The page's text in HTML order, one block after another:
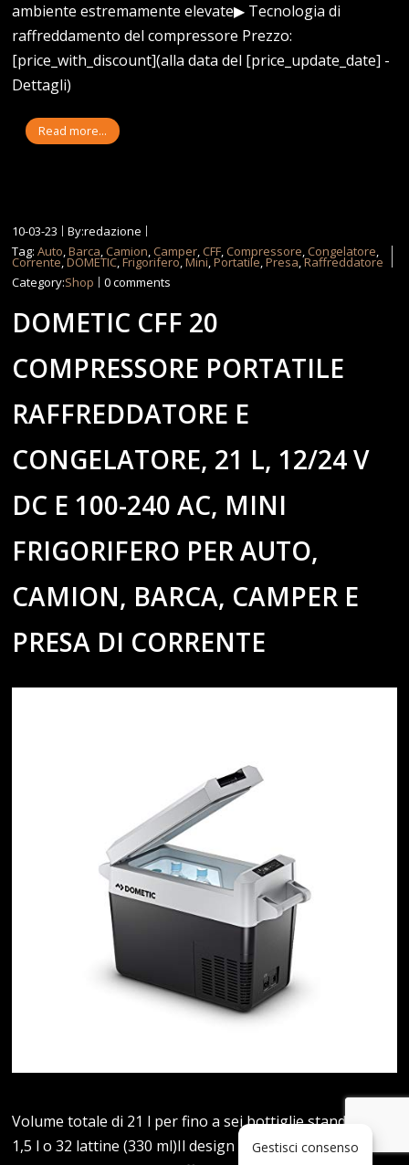
ambiente estremamente elevate▶ Tecnologia di
raffreddamento del compressore Prezzo:
[price_with_discount](alla data del [price_update_date] -
Dettagli)
Read more...
10-03-23
By:redazione
Tag:Auto,Barca, Camion, Camper, CFF, Compressore, Congelatore,
Corrente,DOMETIC,Frigorifero,Mini,Portatile,Presa,Raffreddatore
Category:Shop 0 comments
DOMETIC CFF 20
COMPRESSORE PORTATILE
RAFFREDDATORE E
CONGELATORE, 21 L, 12/24 V
DC E 100-240 AC, MINI
FRIGORIFERO PER AUTO,
CAMION, BARCA, CAMPER E
PRESA DI CORRENTE
Volume totale di 21 l per fino a sei bottiglie standard da
1,5 l o 32 lattine (330 ml)Il design ad alta efficienza
Gestisci consenso